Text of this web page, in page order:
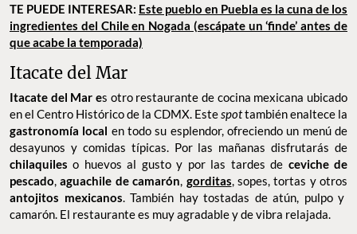
TE PUEDE INTERESAR: Este pueblo en Puebla es la cuna de los
ingredientes del Chile en Nogada (escápate un ‘finde’ antes de
que acabe la temporada)
Itacate del Mar
Itacate del Mar es otro restaurante de cocina mexicana ubicado
en el Centro Histórico de la CDMX. Estespottambién enaltece la
gastronomía local en todo su esplendor, ofreciendo un menú de
desayunos y comidas típicas. Por las mañanas disfrutarás de
chilaquileso huevos al gusto y por las tardes de ceviche de
pescado,aguachile de camarón, gorditas, sopes, tortas y otros
antojitos mexicanos. También hay tostadas de atún, pulpo y
camarón. El restaurante es muy agradable y de vibra relajada.